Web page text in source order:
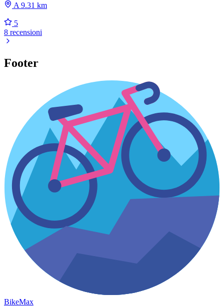
A 9.31 km
5
8 recensioni
Footer
BikeMax